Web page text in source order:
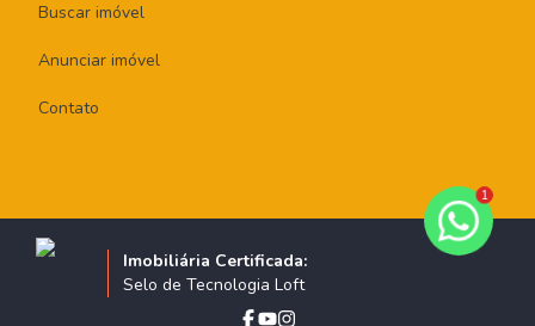
Buscar imóvel
Anunciar imóvel
Contato
Imobiliária Certificada:
Selo de Tecnologia Loft
1